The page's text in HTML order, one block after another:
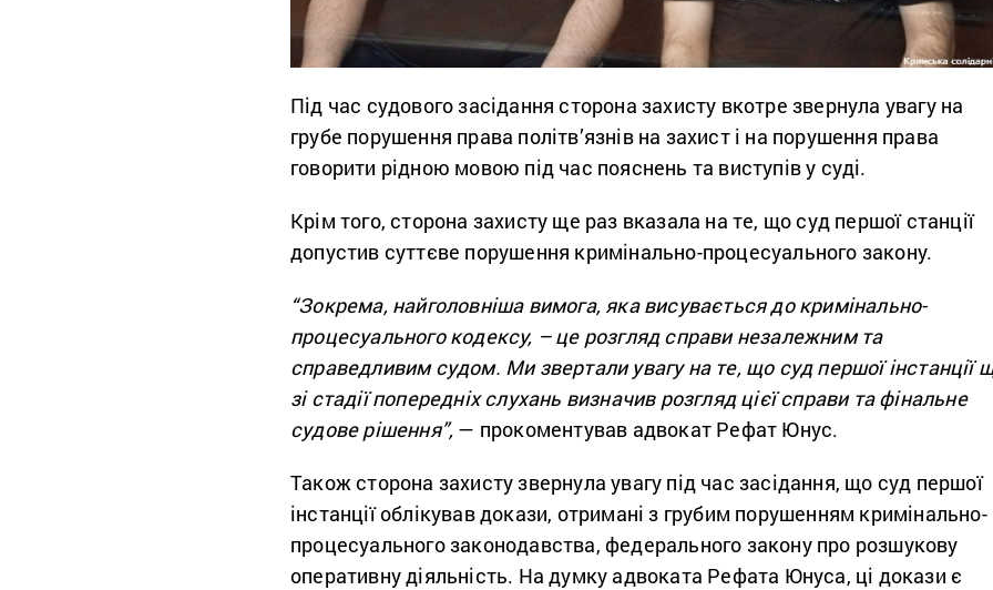
Під час судового засідання сторона захисту вкотре звернула увагу на
грубе порушення права політв’язнів на захист і на порушення права
говорити рідною мовою під час пояснень та виступів у суді.
Крім того, сторона захисту ще раз вказала на те, що суд першої станції
допустив суттєве порушення кримінально-процесуального закону.
“Зокрема, найголовніша вимога, яка висувається до кримінально-
процесуального кодексу, – це розгляд справи незалежним та
справедливим судом. Ми звертали увагу на те, що суд першої інстанції
зі стадії попередніх слухань визначив розгляд цієї справи та фінальне
судове рішення”, — прокоментував адвокат Рефат Юнус.
Також сторона захисту звернула увагу під час засідання, що суд першої
інстанції облікував докази, отримані з грубим порушенням кримінально-
процесуального законодавства, федерального закону про розшукову
оперативну діяльність. На думку адвоката Рефата Юнуса, ці докази є